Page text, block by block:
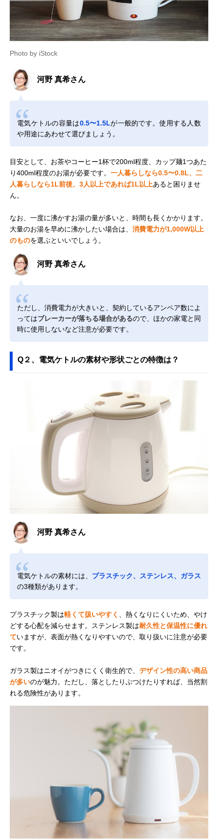
Photo by iStock
河野 真希さん
電気ケトルの容量は0.5〜1.5Lが一般的です。使用する人数
や用途にあわせて選びましょう。
目安として、お茶やコーヒー1杯で200ml程度、カップ麺1つあた
り400ml程度のお湯が必要です。 一人暮らしなら0.5〜0.8L、二
人暮らしなら1L前後、3人以上であれば1L以上あると困りませ
ん。
なお、一度に沸かすお湯の量が多いと、時間も長くかかります。
大量のお湯を早めに沸かしたい場合は、 消費電力が1,000W以上
のものを選ぶといいでしょう。
河野 真希さん
ただし、消費電力が大きいと、契約しているアンペア数によ
ってはブレーカーが落ちる場合があるので、ほかの家電と同
時に使用しないなど注意が必要です。
Q２、電気ケトルの素材や形状ごとの特徴は？
河野 真希さん
電気ケトルの素材には、 プラスチック、ステンレス、ガラス
の3種類があります。
プラスチック製は軽くて扱いやすく
、熱くなりにくいため、やけ
どする心配を減らせます。ステンレス製は耐久性と保温性に優れ
ていますが、表面が熱くなりやすいので、取り扱いに注意が必要
です。
ガラス製はニオイがつきにくく衛生的で、 デザイン性の高い商品
が多いのが魅力。ただし、落としたりぶつけたりすれば、当然割
れる危険性があります。